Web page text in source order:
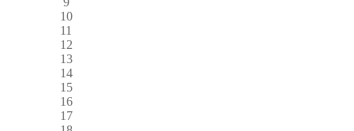
10
11
12
13
14
15
16
17